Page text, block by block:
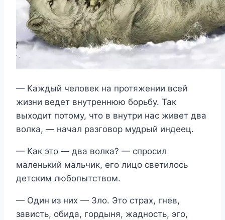
— Каждый человек на протяжении всей
жизни ведет внутреннюю борьбу. Так
выходит потому, что в внутри нас живет два
волка, — начал разговор мудрый индеец.
— Как это — два волка? — спросил
маленький мальчик, его лицо светилось
детским любопытством.
— Один из них — Зло. Это страх, гнев,
зависть, обида, гордыня, жадность, эго,